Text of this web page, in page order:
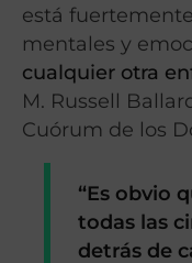
está
mentales y
cualquier otra
M. Russell
Cuórum de los
“Es obvio
todas las
detrás de